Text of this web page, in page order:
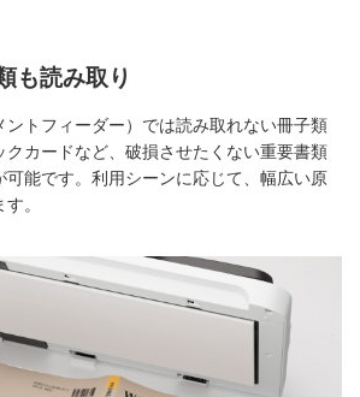
も読み取り
ントフィーダー）では読み取れない冊子類
クカードなど、破損させたくない重要書類
可能です。利用シーンに応じて、幅広い原
。